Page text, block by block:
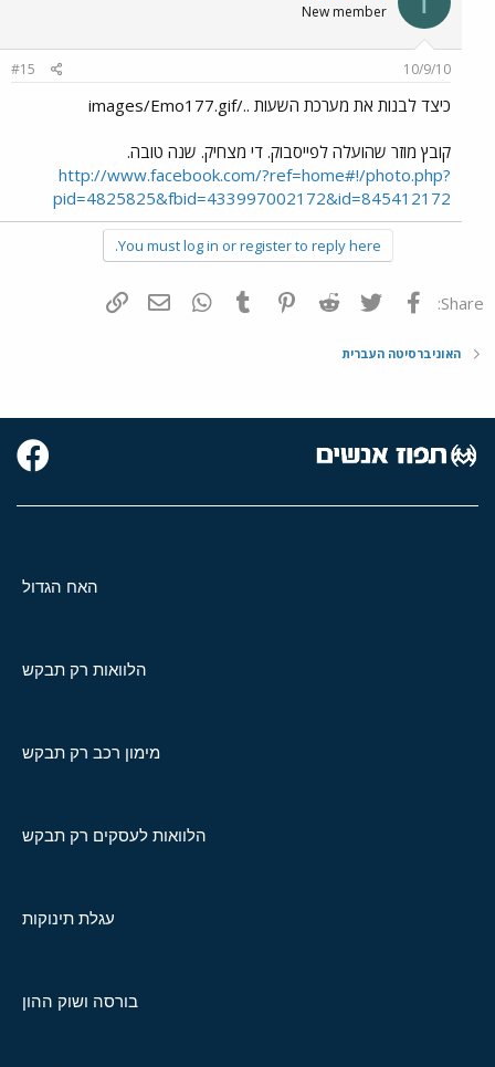
New member
10/9/10
#15
כיצד לבנות את מערכת השעות ../images/Emo177.gif
קובץ מוזר שהועלה לפייסבוק. די מצחיק. שנה טובה.
http://www.facebook.com/?ref=home#!/photo.php?
pid=4825825&fbid=433997002172&id=845412172
You must log in or register to reply here.
Share: פייסבוק Twitter
Reddit
Pinterest
Tumblr
WhatsAppדואר אלקטרוני
האוניברסיטה העברית
האח הגדול
הלוואות רק תבקש
מימון רכב רק תבקש
הלוואות לעסקים רק תבקש
עגלת תינוקות
בורסה ושוק ההון